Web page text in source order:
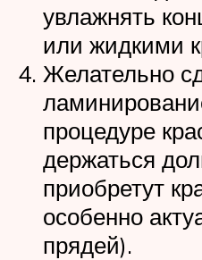
увлажнять
или жидкими
Желательно
процедуре
держаться
приобретут
особенно
прядей).